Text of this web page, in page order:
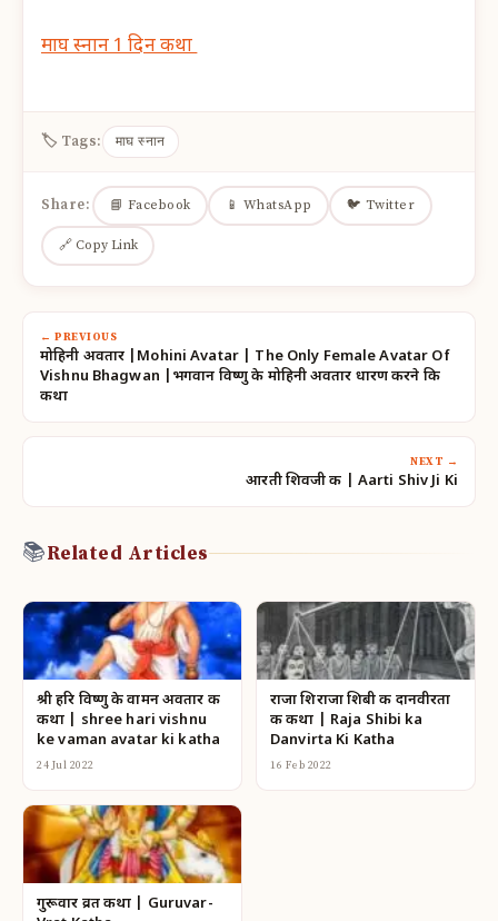
माघ स्नान 1 दिन कथा
🏷 Tags: माघ स्नान
Share: 📘 Facebook 📱 WhatsApp 🐦 Twitter
🔗 Copy Link
← PREVIOUS
मोहिनी अवतार |Mohini Avatar | The Only Female Avatar Of
Vishnu Bhagwan |भगवान विष्णु के मोहिनी अवतार धारण करने कि
कथा
NEXT →
आरती शिवजी की | Aarti Shiv Ji Ki
📚Related Articles
श्री हरि विष्णु के वामन अवतार की
कथा | shree hari vishnu
ke vaman avatar ki katha
24 Jul 2022
राजा शिराजा शिबी की दानवीरता
की कथा | Raja Shibi ka
Danvirta Ki Katha
16 Feb 2022
गुरूवार व्रत कथा | Guruvar-